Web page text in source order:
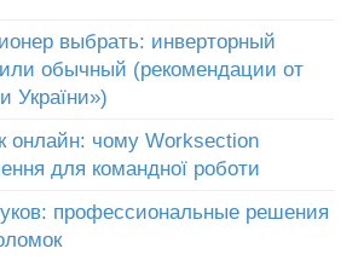
выбрать: инверторный
обычный (рекомендации от
України»)
онлайн: чому Worksection
для командної роботи
профессиональные решения